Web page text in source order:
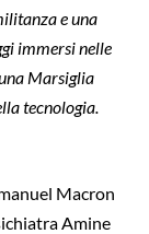
e una
immersi nelle
Marsiglia
tecnologia.
Macron
Amine